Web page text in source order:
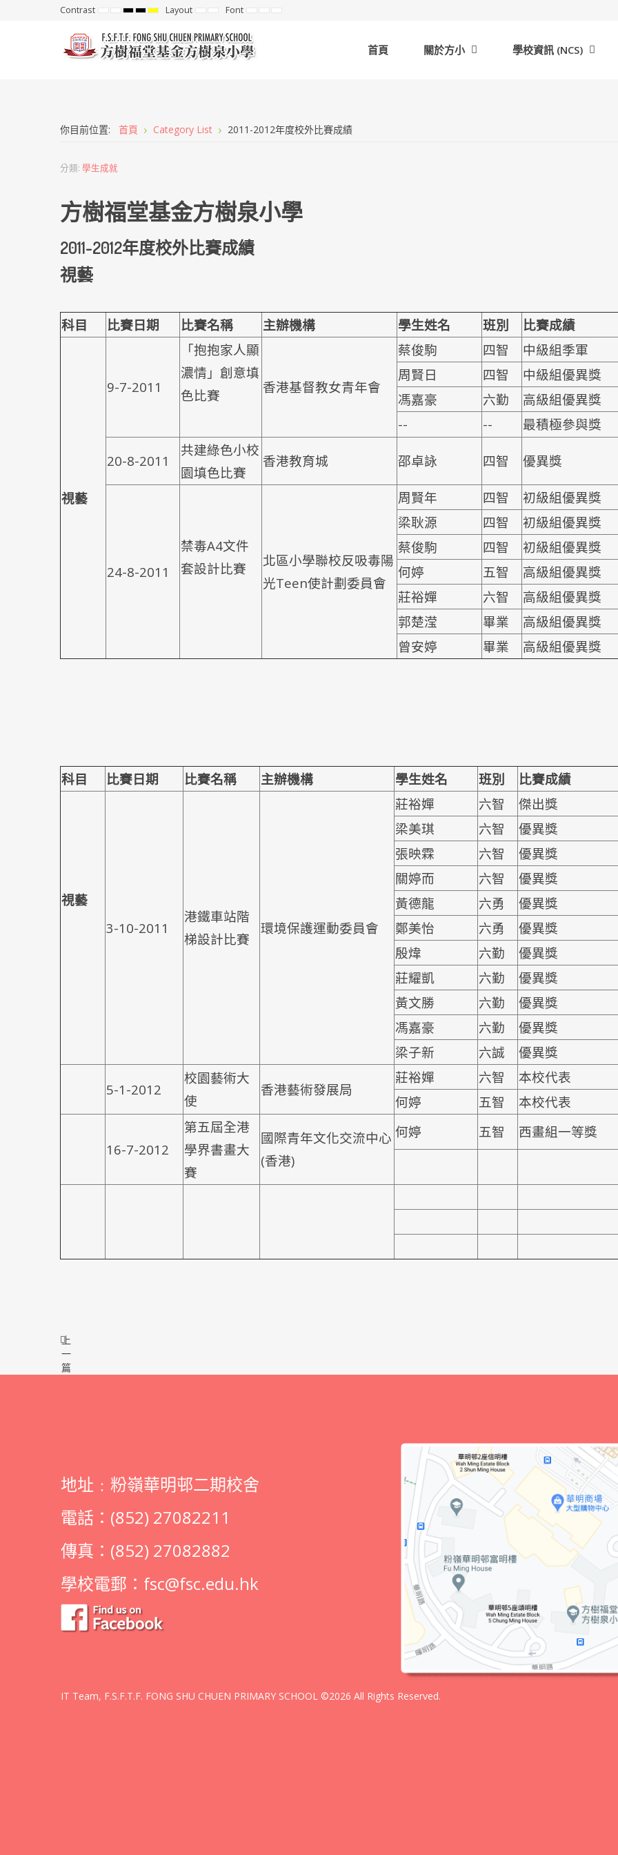
Contrast Default
NightHigh
White
mode
High
Yellow
mode
High
Black
mode
Layout FixedWideFont SetSetSet
首頁 關於方小 學校資訊 (NCS)
你目前位置: 首頁 Category List 2011-2012年度校外比賽成績
分類: 學生成就
方樹福堂基金方樹泉小學
2011-2012年度校外比賽成績
視藝
科目 比賽日期 比賽名稱 主辦機構 學生姓名 班別 比賽成績
視藝
9-7-2011
「抱抱家人顯
濃情」創意填
色比賽
香港基督教女青年會
蔡俊駒 四智
中級組季軍
周賢日
四智
中級組優異獎
馮嘉豪
六勤
高級組優異獎
--
-- 最積極參與獎
20-8-2011
共建綠色小校
園填色比賽
香港教育城 邵卓詠 四智 優異獎
24-8-2011
禁毒A4文件
套設計比賽
北區小學聯校反吸毒陽
光Teen使計劃委員會
周賢年 四智
初級組優異獎
梁耿源
四智
初級組優異獎
蔡俊駒
四智
初級組優異獎
何婷
五智
高級組優異獎
莊裕嬋
六智
高級組優異獎
郭楚滢
畢業
高級組優異獎
曾安婷
畢業 高級組優異獎
科目 比賽日期 比賽名稱 主辦機構 學生姓名 班別 比賽成績
視藝
3-10-2011
港鐵車站階
梯設計比賽
環境保護運動委員會
莊裕嬋 六智
傑出獎
梁美琪
六智
優異獎
張映霖
六智
優異獎
關婷而
六智
優異獎
黃德龍
六勇
優異獎
鄭美怡
六勇
優異獎
殷煒
六勤
優異獎
莊耀凱
六勤
優異獎
黃文勝
六勤
優異獎
馮嘉豪
六勤
優異獎
梁子新
六誠 優異獎
5-1-2012
校園藝術大
使
香港藝術發展局
莊裕嬋 六智
本校代表
何婷
五智 本校代表
16-7-2012
第五屆全港
學界書畫大
賽
國際青年文化交流中心
(香港)
何婷 五智 西畫組一等獎
上
一
篇
地址﹕粉嶺華明邨二期校舍
電話：(852) 27082211
傳真：(852) 27082882
學校電郵： fsc@fsc.edu.hk
IT Team, F.S.F.T.F. FONG SHU CHUEN PRIMARY SCHOOL ©2026 All Rights Reserved.